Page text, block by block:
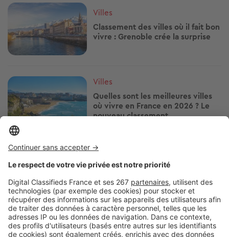
Image
Villes
Classement des villes où il fait bon
vivre : Grenoble crée la surprise
Image
Villes
Quelles sont les meilleures villes
où vivre en France en 2026 ? Le
nouveau classement
Image
À seulement 16 km de Paris, cette
commune affiche une rentabilité
locative qui dépasse 8 %
Image
Villes